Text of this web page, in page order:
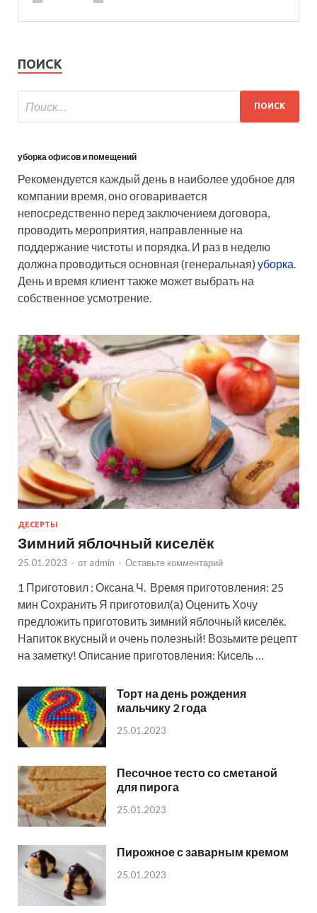
ПОИСК
уборка офисов и помещений
Рекомендуется каждый день в наиболее удобное для
компании время, оно оговаривается
непосредственно перед заключением договора,
проводить мероприятия, направленные на
поддержание чистоты и порядка. И раз в неделю
должна проводиться основная (генеральная) уборка.
День и время клиент также может выбрать на
собственное усмотрение.
ДЕСЕРТЫ
Зимний яблочный киселёк
25.01.2023 - от admin - Оставьте комментарий
1 Приготовил : Оксана Ч. Время приготовления: 25
мин Сохранить Я приготовил(а) Оценить Хочу
предложить приготовить зимний яблочный киселёк.
Напиток вкусный и очень полезный! Возьмите рецепт
на заметку! Описание приготовления: Кисель …
Торт на день рождения
мальчику 2 года
25.01.2023
Песочное тесто со сметаной
для пирога
25.01.2023
Пирожное с заварным кремом
25.01.2023